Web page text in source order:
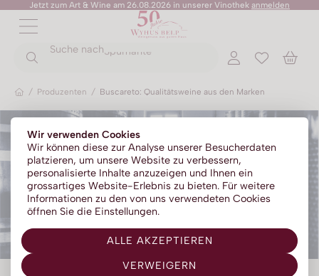
Wir verwenden Cookies
Wir können diese zur Analyse unserer Besucherdaten
platzieren, um unsere Website zu verbessern,
personalisierte Inhalte anzuzeigen und Ihnen ein
grossartiges Website-Erlebnis zu bieten. Für weitere
Informationen zu den von uns verwendeten Cookies
öffnen Sie die Einstellungen.
ALLE AKZEPTIEREN
VERWEIGERN
Jetzt zum Art & Wine am 26.08.2026 in unserer Vinothek anmelden
Suche nach
/ Produzenten / Buscareto: Qualitätsweine aus den Marken
ZURÜCK
Rotweine
Weissweine
Roséweine
Dessertweine
Fine Wines
Südweine
ZURÜCK
Champagner
Prosecco
Franciacorta
Sparkling
Méthode traditionelle
ZURÜCK
Portwein
Absinth
Aperitif | Bitter
Calvados
Cognac | Armagnac
Gin
Grappa | Tresterbrand
ZURÜCK
No Alc - Sparkling
No Alc - Stillwein
No Alc - Aperitif
No Alc - RTD Mixgetränke
Low Alc - Sparkling
Low Alc - Stillwein
ZURÜCK
Sommer-Sale
ZURÜCK
Senza Parole
Kylie Minogue Wines
Elton John Zero
AZZERIO
Tosone
Mavrio
Silentium